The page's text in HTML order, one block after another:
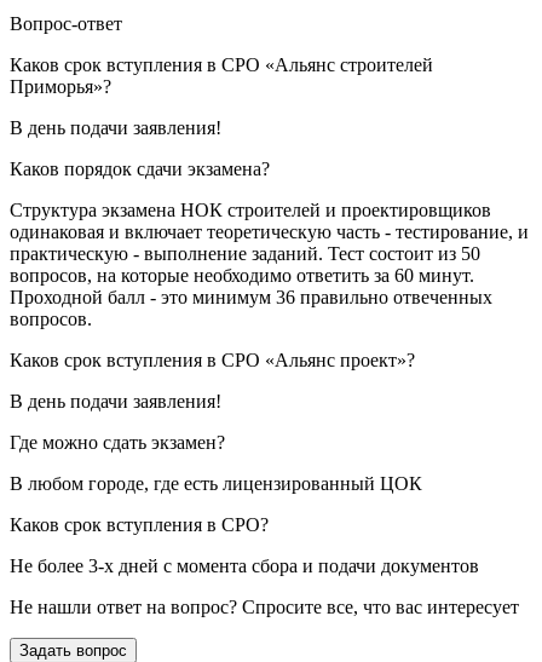
Вопрос-ответ
Каков срок вступления в СРО «Альянс строителей
Приморья»?
В день подачи заявления!
Каков порядок сдачи экзамена?
Структура экзамена НОК строителей и проектировщиков
одинаковая и включает теоретическую часть - тестирование, и
практическую - выполнение заданий. Тест состоит из 50
вопросов, на которые необходимо ответить за 60 минут.
Проходной балл - это минимум 36 правильно отвеченных
вопросов.
Каков срок вступления в СРО «Альянс проект»?
В день подачи заявления!
Где можно сдать экзамен?
В любом городе, где есть лицензированный ЦОК
Каков срок вступления в СРО?
Не более 3-х дней с момента сбора и подачи документов
Не нашли ответ на вопрос? Спросите все, что вас интересует
Задать вопрос